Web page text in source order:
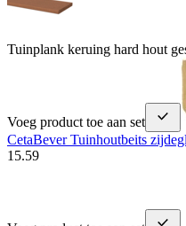
Tuinplank keruing hard hout
Voeg product toe aan set
CetaBever Tuinhoutbeits
15.59